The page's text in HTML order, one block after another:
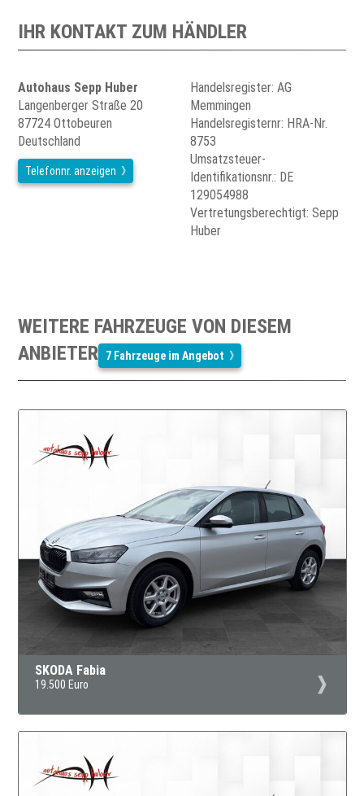
IHR KONTAKT ZUM HÄNDLER
Autohaus Sepp Huber
Langenberger Straße 20
87724 Ottobeuren
Deutschland
Telefonnr. anzeigen
Handelsregister: AG
Memmingen
Handelsregisternr: HRA-Nr.
8753
Umsatzsteuer-
Identifikationsnr.: DE
129054988
Vertretungsberechtigt: Sepp
Huber
WEITERE FAHRZEUGE VON DIESEM
ANBIETER 7 Fahrzeuge im Angebot
SKODA Fabia
19.500 Euro